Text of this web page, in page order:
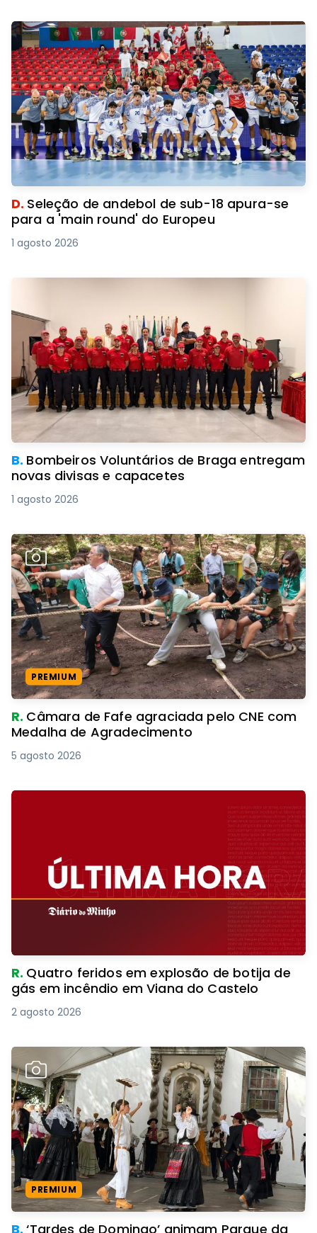
D. Seleção de andebol de sub-18 apura-se
para a 'main round' do Europeu
1 agosto 2026
B. Bombeiros Voluntários de Braga entregam
novas divisas e capacetes
1 agosto 2026
PREMIUM
R. Câmara de Fafe agraciada pelo CNE com
Medalha de Agradecimento
5 agosto 2026
R. Quatro feridos em explosão de botija de
gás em incêndio em Viana do Castelo
2 agosto 2026
PREMIUM
B.‘Tardes de Domingo’ animam Parque da